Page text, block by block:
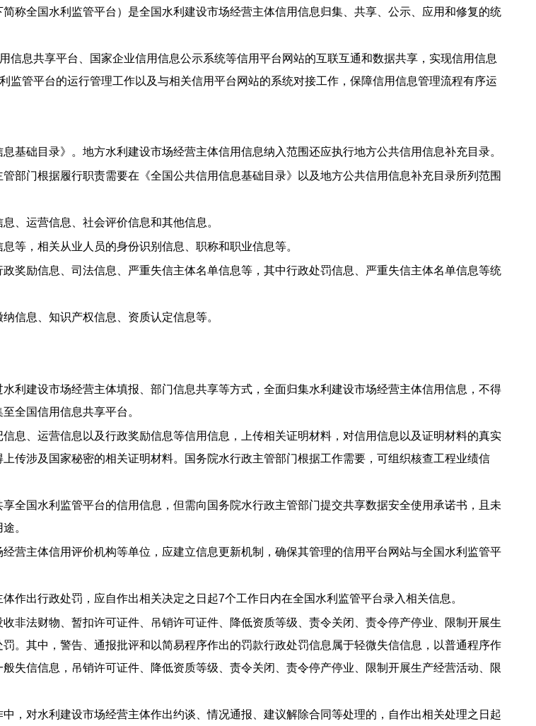
全国水利监管平台）是全国水利建设市场经营主体信用信息归集、共享、公示、应用和修复的统
信息共享平台、国家企业信用信息公示系统等信用平台网站的互联互通和数据共享，实现信用信息
监管平台的运行管理工作以及与相关信用平台网站的系统对接工作，保障信用信息管理流程有序运
础目录》。地方水利建设市场经营主体信用信息纳入范围还应执行地方公共信用信息补充目录。
部门根据履行职责需要在《全国公共信用信息基础目录》以及地方公共信用信息补充目录所列范围
、运营信息、社会评价信息和其他信息。
等，相关从业人员的身份识别信息、职称和职业信息等。
奖励信息、司法信息、严重失信主体名单信息等，其中行政处罚信息、严重失信主体名单信息等统
信息、知识产权信息、资质认定信息等。
建设市场经营主体填报、部门信息共享等方式，全面归集水利建设市场经营主体信用信息，不得
全国信用信息共享平台。
息、运营信息以及行政奖励信息等信用信息，上传相关证明材料，对信用信息以及证明材料的真实
传涉及国家秘密的相关证明材料。国务院水行政主管部门根据工作需要，可组织核查工程业绩信
全国水利监管平台的信用信息，但需向国务院水行政主管部门提交共享数据安全使用承诺书，且未
。
营主体信用评价机构等单位，应建立信息更新机制，确保其管理的信用平台网站与全国水利监管平
出行政处罚，应自作出相关决定之日起7个工作日内在全国水利监管平台录入相关信息。
非法财物、暂扣许可证件、吊销许可证件、降低资质等级、责令关闭、责令停产停业、限制开展生
。其中，警告、通报批评和以简易程序作出的罚款行政处罚信息属于轻微失信信息，以普通程序作
失信信息，吊销许可证件、降低资质等级、责令关闭、责令停产停业、限制开展生产经营活动、限
对水利建设市场经营主体作出约谈、情况通报、建议解除合同等处理的，自作出相关处理之日起